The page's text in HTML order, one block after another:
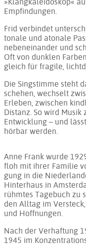
Emp­fin­dun­gen.
Frid ver­bin­det
to­na­le und ato­na­le
ne­ben­ein­an­der und
Oft von dunk­len
gleich für fra­gi­le,
Die Sing­stim­me steht
sche­hen, wech­selt
Er­le­ben, zwi­schen
Dis­tanz. So wird
Ent­wick­lung – und
hör­bar wer­den.
Anne Frank wur­de
floh mit ih­rer Fa­mi­lie
gung in die
Hin­ter­haus in
rühm­tes Ta­ge­buch zu
den All­tag im
und Hoff­nun­gen.
Nach der Ver­haf­tung
1945 im